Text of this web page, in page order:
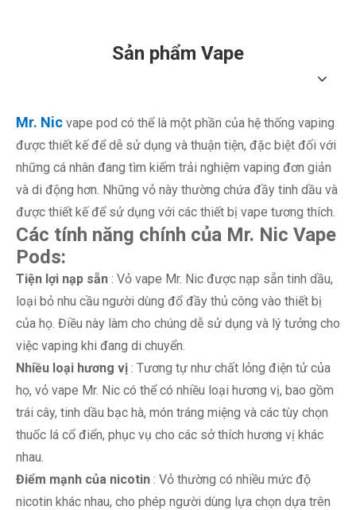
Sản phẩm Vape
Mr. Nic vape pod có thể là một phần của hệ thống vaping
được thiết kế để dễ sử dụng và thuận tiện, đặc biệt đối với
những cá nhân đang tìm kiếm trải nghiệm vaping đơn giản
và di động hơn. Những vỏ này thường chứa đầy tinh dầu và
được thiết kế để sử dụng với các thiết bị vape tương thích.
Các tính năng chính của Mr. Nic Vape
Pods:
Tiện lợi nạp sẵn : Vỏ vape Mr. Nic được nạp sẵn tinh dầu,
loại bỏ nhu cầu người dùng đổ đầy thủ công vào thiết bị
của họ. Điều này làm cho chúng dễ sử dụng và lý tưởng cho
việc vaping khi đang di chuyển.
Nhiều loại hương vị : Tương tự như chất lỏng điện tử của
họ, vỏ vape Mr. Nic có thể có nhiều loại hương vị, bao gồm
trái cây, tinh dầu bạc hà, món tráng miệng và các tùy chọn
thuốc lá cổ điển, phục vụ cho các sở thích hương vị khác
nhau.
Điểm mạnh của nicotin : Vỏ thường có nhiều mức độ
nicotin khác nhau, cho phép người dùng lựa chọn dựa trên